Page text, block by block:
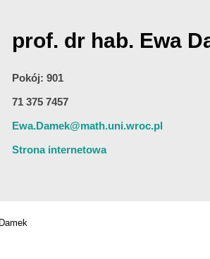
prof. dr hab. Ewa
Pokój: 901
71 375 7457
Ewa.Damek@math.uni.wroc.pl
Strona internetowa